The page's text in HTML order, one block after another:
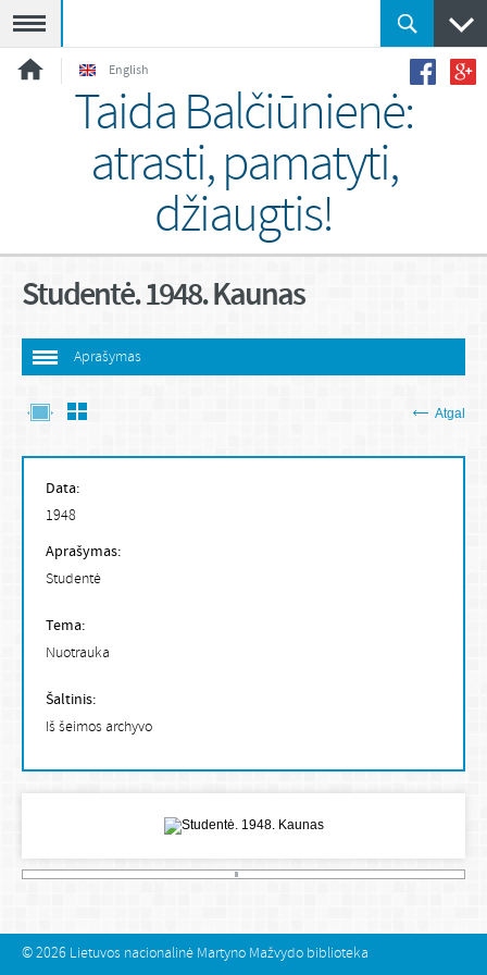
English
Taida Balčiūnienė:
atrasti, pamatyti,
džiaugtis!
Studentė. 1948. Kaunas
Aprašymas
Atgal
Data:
1948
Aprašymas:
Studentė
Tema:
Nuotrauka
Šaltinis:
Iš šeimos archyvo
© 2026 Lietuvos nacionalinė Martyno Mažvydo biblioteka